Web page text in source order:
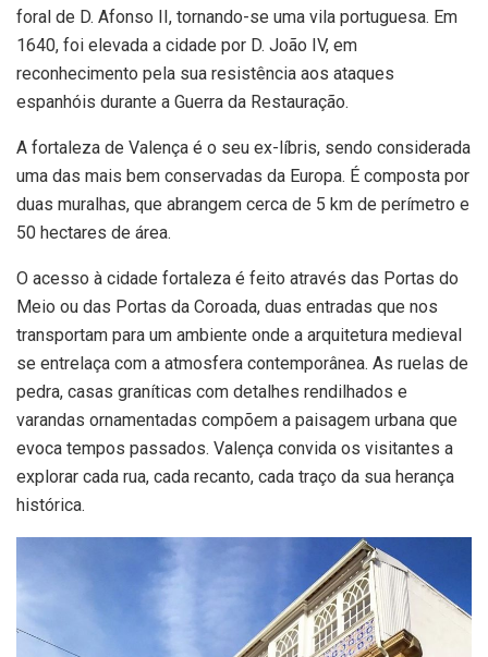
foral de D. Afonso II, tornando-se uma vila portuguesa. Em
1640, foi elevada a cidade por D. João IV, em
reconhecimento pela sua resistência aos ataques
espanhóis durante a Guerra da Restauração.
A fortaleza de Valença é o seu ex-líbris, sendo considerada
uma das mais bem conservadas da Europa. É composta por
duas muralhas, que abrangem cerca de 5 km de perímetro e
50 hectares de área.
O acesso à cidade fortaleza é feito através das Portas do
Meio ou das Portas da Coroada, duas entradas que nos
transportam para um ambiente onde a arquitetura medieval
se entrelaça com a atmosfera contemporânea. As ruelas de
pedra, casas graníticas com detalhes rendilhados e
varandas ornamentadas compõem a paisagem urbana que
evoca tempos passados. Valença convida os visitantes a
explorar cada rua, cada recanto, cada traço da sua herança
histórica.